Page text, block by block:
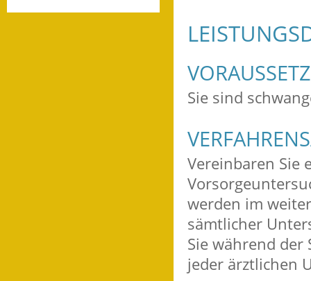
Sie sind
Vereinbaren Sie
werden im
sämtlicher
Sie während
jeder ärztlichen